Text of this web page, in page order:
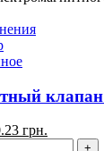
грн.